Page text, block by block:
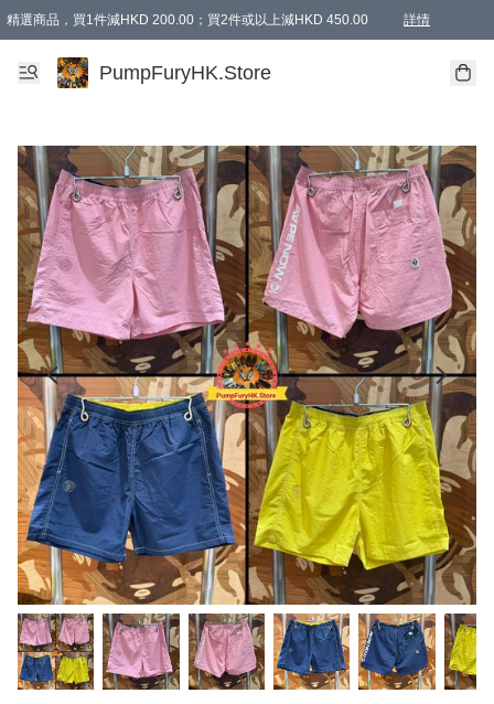
精選商品，買1件減HKD 200.00；買2件或以上減HKD 450.00 詳情
AAPE商品,會員專享9折或以上（按會員等級）AAPE products, members can
精選商品，任選買2件或以上減HKD 100.00
購物滿 HKD 800.00即享免運費優惠！（適用於 特定的送貨方式 )
PumpFuryHK.Store